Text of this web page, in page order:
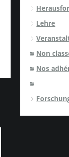
Lehre
Non
Nos